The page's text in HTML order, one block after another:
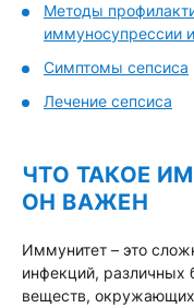
Методы
иммуносупрессии
Симптомы сепсиса
Лечение сепсиса
ЧТО ТАКОЕ
ОН ВАЖЕН
Иммунитет – это
инфекций, различных
веществ, окружающих